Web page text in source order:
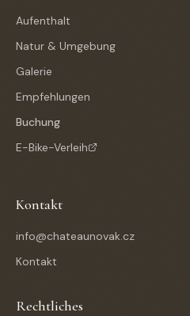
Aufenthalt
Natur & Umgebung
Galerie
Empfehlungen
Buchung
E-Bike-Verleih
Kontakt
info@chateaunovak.cz
Kontakt
Rechtliches